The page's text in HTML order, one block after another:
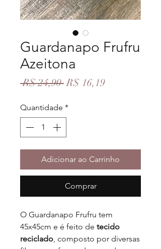
Guardanapo Frufru
Azeitona
R$ 24,90 Preço
R$ 16,19Preço
Quantidade *
Adicionar ao Carrinho
Comprar
O Guardanapo Frufru tem
45x45cm e é feito de tecido
reciclado, composto por diversas